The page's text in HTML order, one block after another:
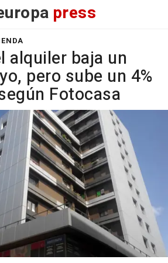
press
alquiler baja un
pero sube un 4%
Fotocasa